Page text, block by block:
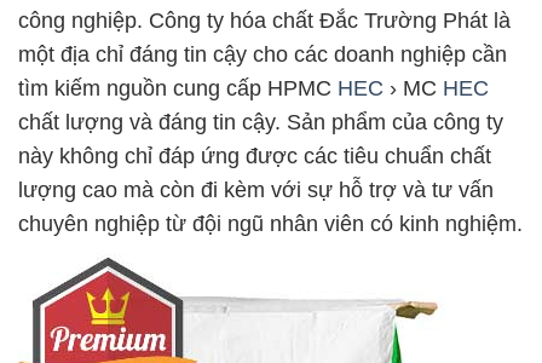
công nghiệp. Công ty hóa chất Đắc Trường Phát là
một địa chỉ đáng tin cậy cho các doanh nghiệp cần
tìm kiếm nguồn cung cấp HPMC HEC › MC HEC
chất lượng và đáng tin cậy. Sản phẩm của công ty
này không chỉ đáp ứng được các tiêu chuẩn chất
lượng cao mà còn đi kèm với sự hỗ trợ và tư vấn
chuyên nghiệp từ đội ngũ nhân viên có kinh nghiệm.